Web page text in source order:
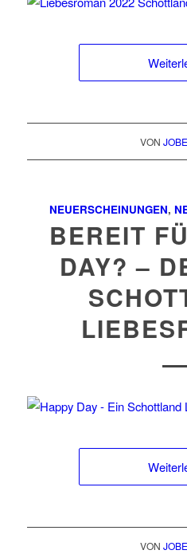
VON
NEUERSCHEINUNGEN,
BEREIT
DAY? –
VON